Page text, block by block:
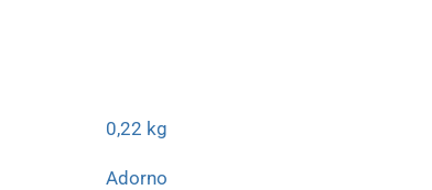
0,22 kg
Adorno